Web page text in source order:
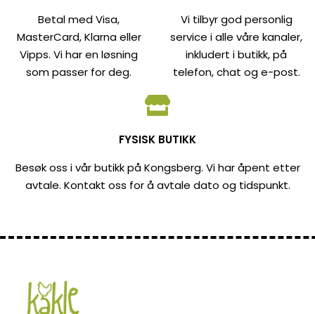
Betal med Visa,
MasterCard, Klarna eller
Vipps. Vi har en løsning
som passer for deg.
Vi tilbyr god personlig
service i alle våre kanaler,
inkludert i butikk, på
telefon, chat og e-post.
FYSISK BUTIKK
Besøk oss i vår butikk på Kongsberg. Vi har åpent etter
avtale. Kontakt oss for å avtale dato og tidspunkt.